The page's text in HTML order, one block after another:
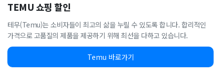
TEMU 쇼핑 할인
테무(Temu)는 소비자들이 최고의 삶을 누릴 수 있도록 합니다. 합리적인
가격으로 고품질의 제품을 제공하기 위해 최선을 다하고 있습니다.
Temu 바로가기